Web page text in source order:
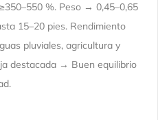
%. Peso → 0,45–0,65
15–20 pies. Rendimiento
pluviales, agricultura y
destacada → Buen equilibrio